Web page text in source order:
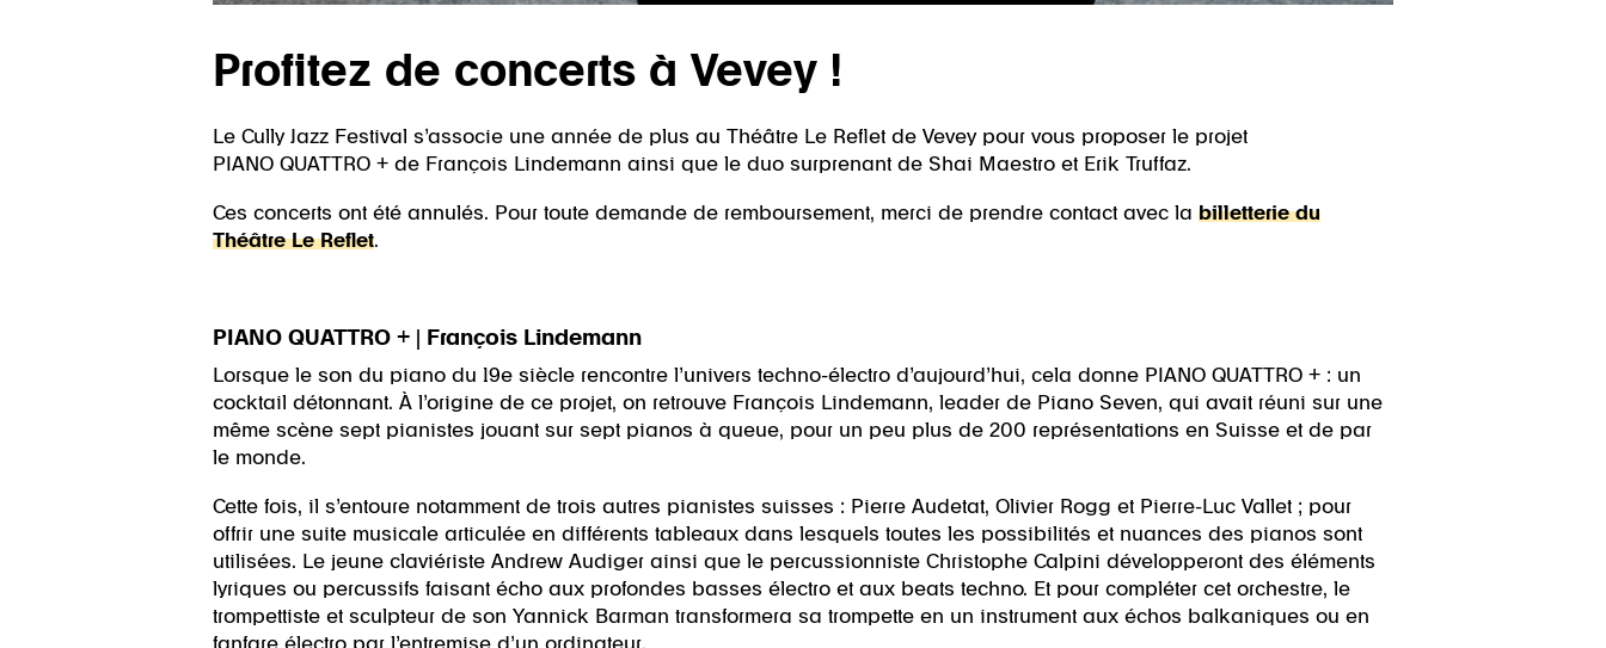
Profitez de concerts à Vevey !
Le Cully Jazz Festival s’associe une année de plus au Théâtre Le Reflet de Vevey pour vous proposer le projet
PIANO QUATTRO + de François Lindemann ainsi que le duo surprenant de Shai Maestro et Erik Truffaz.
Ces concerts ont été annulés. Pour toute demande de remboursement, merci de prendre contact avec la billetterie du
Théâtre Le Reflet.
PIANO QUATTRO + | François Lindemann
Lorsque le son du piano du 19e siècle rencontre l’univers techno-électro d’aujourd’hui, cela donne PIANO QUATTRO + : un
cocktail détonnant. À l’origine de ce projet, on retrouve François Lindemann, leader de Piano Seven, qui avait réuni sur une
même scène sept pianistes jouant sur sept pianos à queue, pour un peu plus de 200 représentations en Suisse et de par
le monde.
Cette fois, il s’entoure notamment de trois autres pianistes suisses : Pierre Audetat, Olivier Rogg et Pierre-Luc Vallet ; pour
offrir une suite musicale articulée en différents tableaux dans lesquels toutes les possibilités et nuances des pianos sont
utilisées. Le jeune claviériste Andrew Audiger ainsi que le percussionniste Christophe Calpini développeront des éléments
lyriques ou percussifs faisant écho aux profondes basses électro et aux beats techno. Et pour compléter cet orchestre, le
trompettiste et sculpteur de son Yannick Barman transformera sa trompette en un instrument aux échos balkaniques ou en
fanfare électro par l’entremise d’un ordinateur.